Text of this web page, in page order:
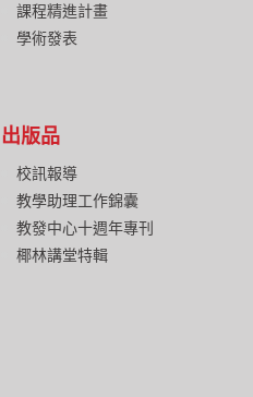
課程精進計畫
學術發表
出版品
校訊報導
教學助理工作錦囊
教發中心十週年專刊
椰林講堂特輯